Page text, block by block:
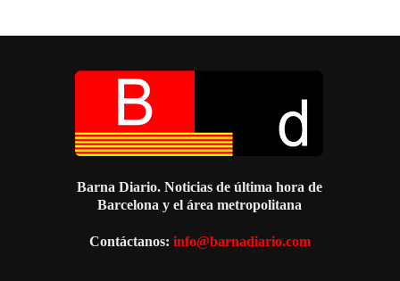
Barna Diario. Noticias de última hora de
Barcelona y el área metropolitana
Contáctanos: info@barnadiario.com